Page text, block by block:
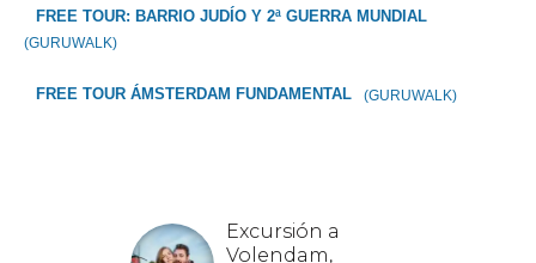
FREE TOUR: BARRIO JUDÍO Y 2ª GUERRA MUNDIAL
(GURUWALK)
FREE TOUR ÁMSTERDAM FUNDAMENTAL (GURUWALK)